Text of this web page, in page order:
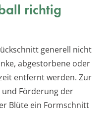
richtig
generell nicht
abgestorbene oder
entfernt werden. Zur
Förderung der
Blüte ein Formschnitt